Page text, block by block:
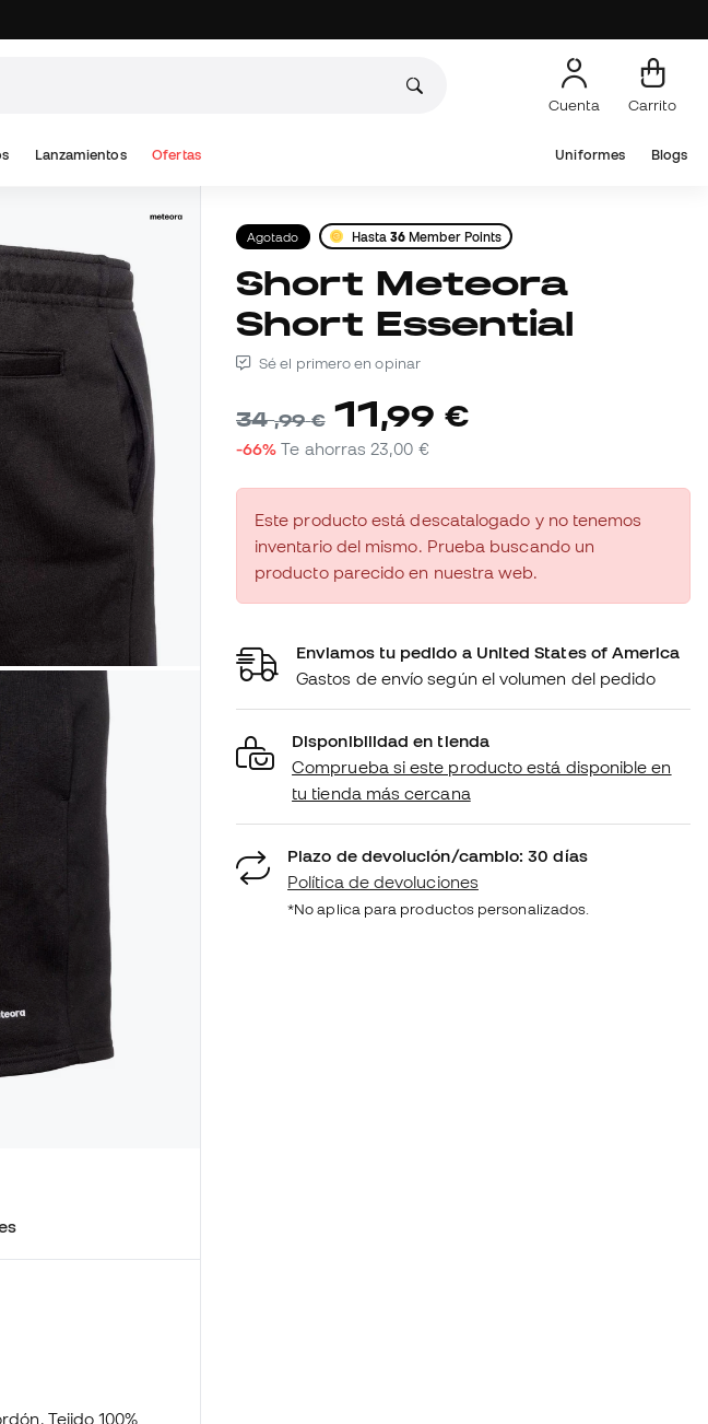
Cuenta Carrito
Lanzamientos Ofertas Uniformes Blogs
Tejido 100%
Agotado Hasta36 Member Points
Short Meteora
Short Essential
Sé el primero en opinar
34,99 € 11,99 €
-66% Te ahorras 23,00 €
Este producto está descatalogado y no tenemos
inventario del mismo. Prueba buscando un
producto parecido en nuestra web.
Enviamos tu pedido a United States of America
Gastos de envío según el volumen del pedido
Disponibilidad en tienda
Comprueba si este producto está disponible en
tu tienda más cercana
Plazo de devolución/cambio: 30 días
Política de devoluciones
*No aplica para productos personalizados.